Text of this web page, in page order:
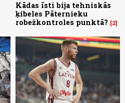
Kādas īsti bija tehniskās
ķibeles Pāternieku
robežkontroles punktā?
2